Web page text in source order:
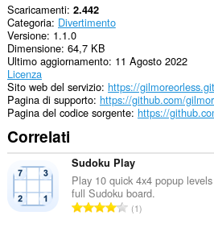
Scaricamenti 2.442
Categoria Divertimento
Versione 1.1.0
Dimensione 64,7 KB
Ultimo aggiornamento 11 Agosto 2022
Licenza
Sito web del servizio https://
Pagina di supporto https://github.com/
Pagina del codice sorgente https://
Correlati
Sudoku Play
Play 10 quick 4x4 popup
full Sudoku board.
N1